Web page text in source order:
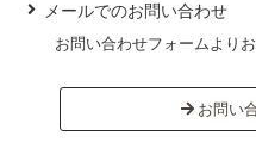
メールでのお問い合わせ
お問い合わせフォームより
お問い